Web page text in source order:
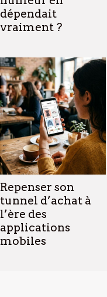
dépendait
vraiment ?
Repenser son
tunnel d’achat à
l’ère des
applications
mobiles